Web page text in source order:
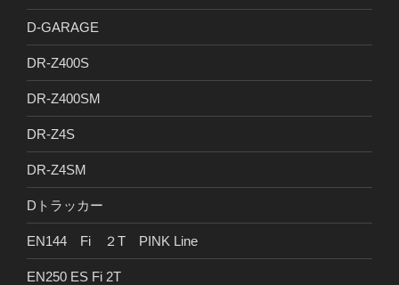
D-GARAGE
DR-Z400S
DR-Z400SM
DR-Z4S
DR-Z4SM
Dトラッカー
EN144 Fi ２T PINK Line
EN250 ES Fi 2T